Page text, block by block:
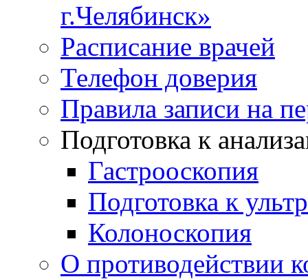
г.Челябинск»
Расписание врачей
Телефон доверия
Правила записи на
Подготовка к
Гастрооскопия
Подготовка к
Колоноскопия
О противодействии